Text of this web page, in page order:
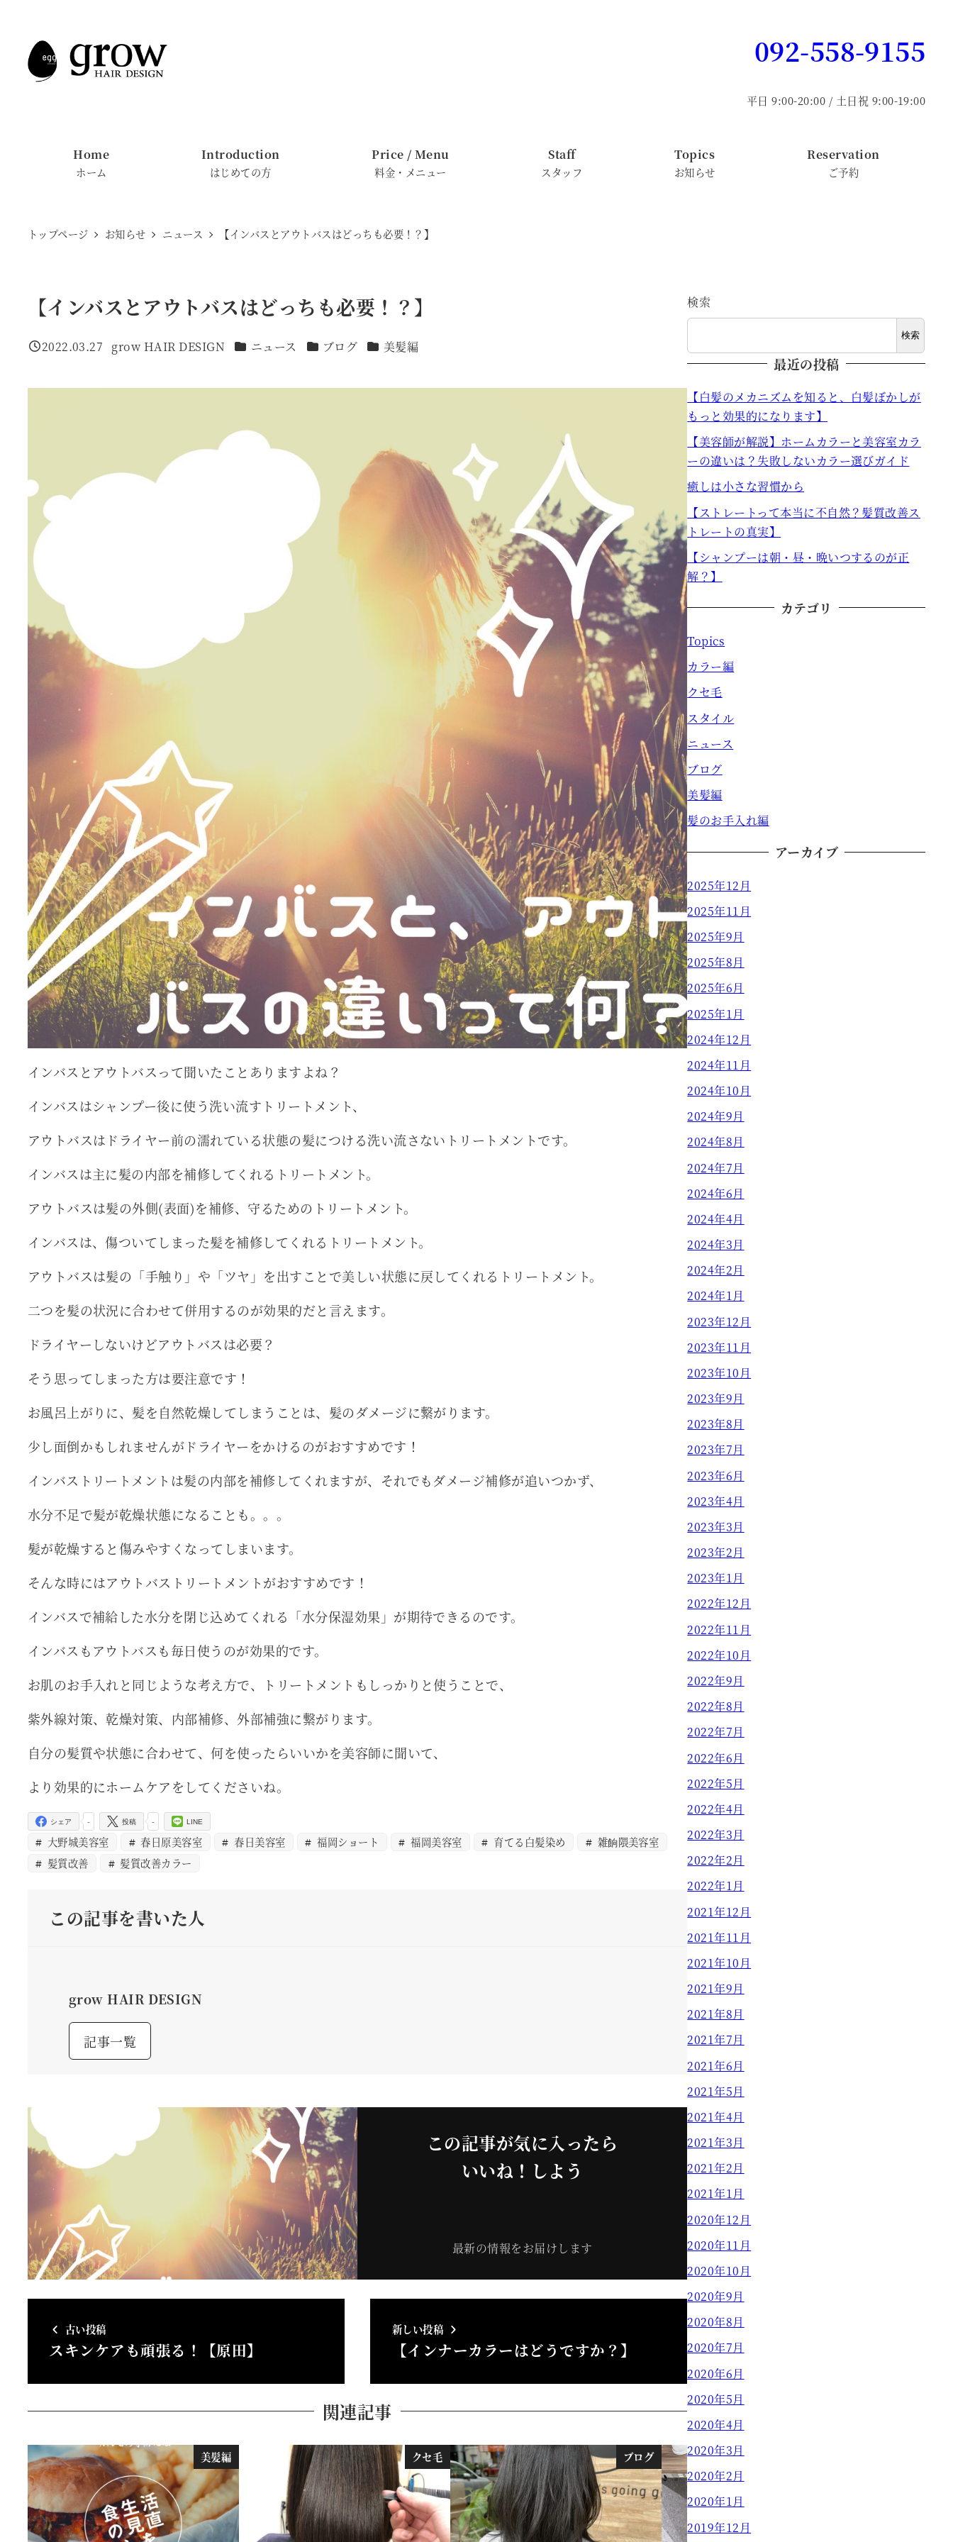
092-558-9155
平日 9:00-20:00 / 土日祝 9:00-19:00
Home
ホーム
Introduction
はじめての方
Price / Menu
料金・メニュー
Staff
スタッフ
Topics
お知らせ
Reservation
ご予約
トップページ お知らせ ニュース 【インバスとアウトバスはどっちも必要！？】
【インバスとアウトバスはどっちも必要！？】
投稿日
2022.03.27
著
grow HAIR DESIGN カテゴリー
ニュース カテゴリー
ブログ カテゴリー
美髪編
インバスとアウトバスって聞いたことありますよね？
インバスはシャンプー後に使う洗い流すトリートメント、
アウトバスはドライヤー前の濡れている状態の髪につける洗い流さないトリートメントです。
インバスは主に髪の内部を補修してくれるトリートメント。
アウトバスは髪の外側(表面)を補修、守るためのトリートメント。
インバスは、傷ついてしまった髪を補修してくれるトリートメント。
アウトバスは髪の「手触り」や「ツヤ」を出すことで美しい状態に戻してくれるトリートメント。
二つを髪の状況に合わせて併用するのが効果的だと言えます。
ドライヤーしないけどアウトバスは必要？
そう思ってしまった方は要注意です！
お風呂上がりに、髪を自然乾燥してしまうことは、髪のダメージに繋がります。
少し面倒かもしれませんがドライヤーをかけるのがおすすめです！
インバストリートメントは髪の内部を補修してくれますが、それでもダメージ補修が追いつかず、
水分不足で髪が乾燥状態になることも。。。
髪が乾燥すると傷みやすくなってしまいます。
そんな時にはアウトバストリートメントがおすすめです！
インバスで補給した水分を閉じ込めてくれる「水分保湿効果」が期待できるのです。
インバスもアウトバスも毎日使うのが効果的です。
お肌のお手入れと同じような考え方で、トリートメントもしっかりと使うことで、
紫外線対策、乾燥対策、内部補修、外部補強に繋がります。
自分の髪質や状態に合わせて、何を使ったらいいかを美容師に聞いて、
より効果的にホームケアをしてくださいね。
-
シェア -
投稿 LINE
大野城美容室 春日原美容室 春日美容室 福岡ショート 福岡美容室 育てる白髪染め
雑餉隈美容室
髪質改善
髪質改善カラー
この記事を書いた人
grow HAIR DESIGN
記事一覧
この記事が気に入ったら
いいね！しよう
最新の情報をお届けします
古い投稿
スキンケアも頑張る！【原田】
新しい投稿
【インナーカラーはどうですか？】
関連記事
美髪編 クセ毛 ブログ
検索
検索
最近の投稿
【白髪のメカニズムを知ると、白髪ぼかしが
もっと効果的になります】
【美容師が解説】ホームカラーと美容室カラ
ーの違いは？失敗しないカラー選びガイド
癒しは小さな習慣から
【ストレートって本当に不自然？髪質改善ス
トレートの真実】
【シャンプーは朝・昼・晩いつするのが正
解？】
カテゴリ
Topics
カラー編
クセ毛
スタイル
ニュース
ブログ
美髪編
髪のお手入れ編
アーカイブ
2025年12月
2025年11月
2025年9月
2025年8月
2025年6月
2025年1月
2024年12月
2024年11月
2024年10月
2024年9月
2024年8月
2024年7月
2024年6月
2024年4月
2024年3月
2024年2月
2024年1月
2023年12月
2023年11月
2023年10月
2023年9月
2023年8月
2023年7月
2023年6月
2023年4月
2023年3月
2023年2月
2023年1月
2022年12月
2022年11月
2022年10月
2022年9月
2022年8月
2022年7月
2022年6月
2022年5月
2022年4月
2022年3月
2022年2月
2022年1月
2021年12月
2021年11月
2021年10月
2021年9月
2021年8月
2021年7月
2021年6月
2021年5月
2021年4月
2021年3月
2021年2月
2021年1月
2020年12月
2020年11月
2020年10月
2020年9月
2020年8月
2020年7月
2020年6月
2020年5月
2020年4月
2020年3月
2020年2月
2020年1月
2019年12月